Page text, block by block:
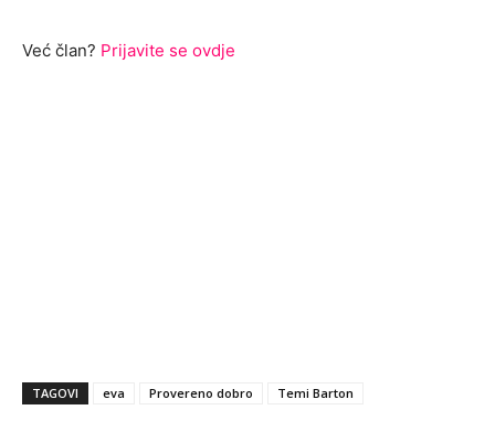
Već član? Prijavite se ovdje
TAGOVI eva Provereno dobro Temi Barton